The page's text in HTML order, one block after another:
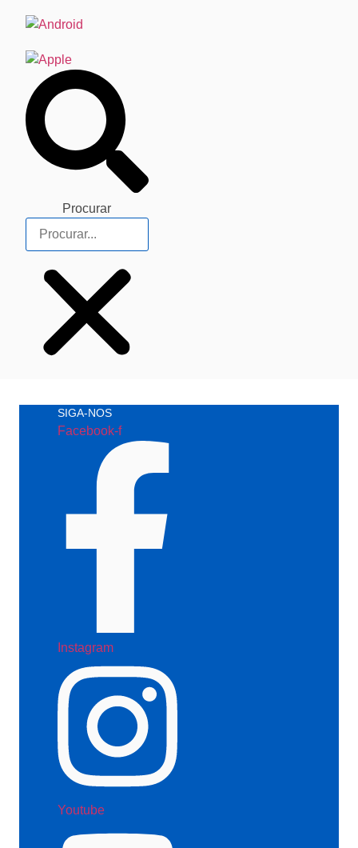
Procurar
SIGA-NOS
Facebook-f
Instagram
Youtube